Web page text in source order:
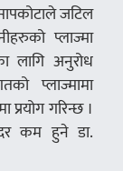
जटिल
प्लाज्मा
लागि अनुरोध
प्लाज्मामा
गरिन्छ ।
कम हुने डा.